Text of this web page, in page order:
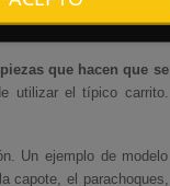
que hacen que se
utilizar el típico carrito.
Un ejemplo de modelo
capote, el parachoques,